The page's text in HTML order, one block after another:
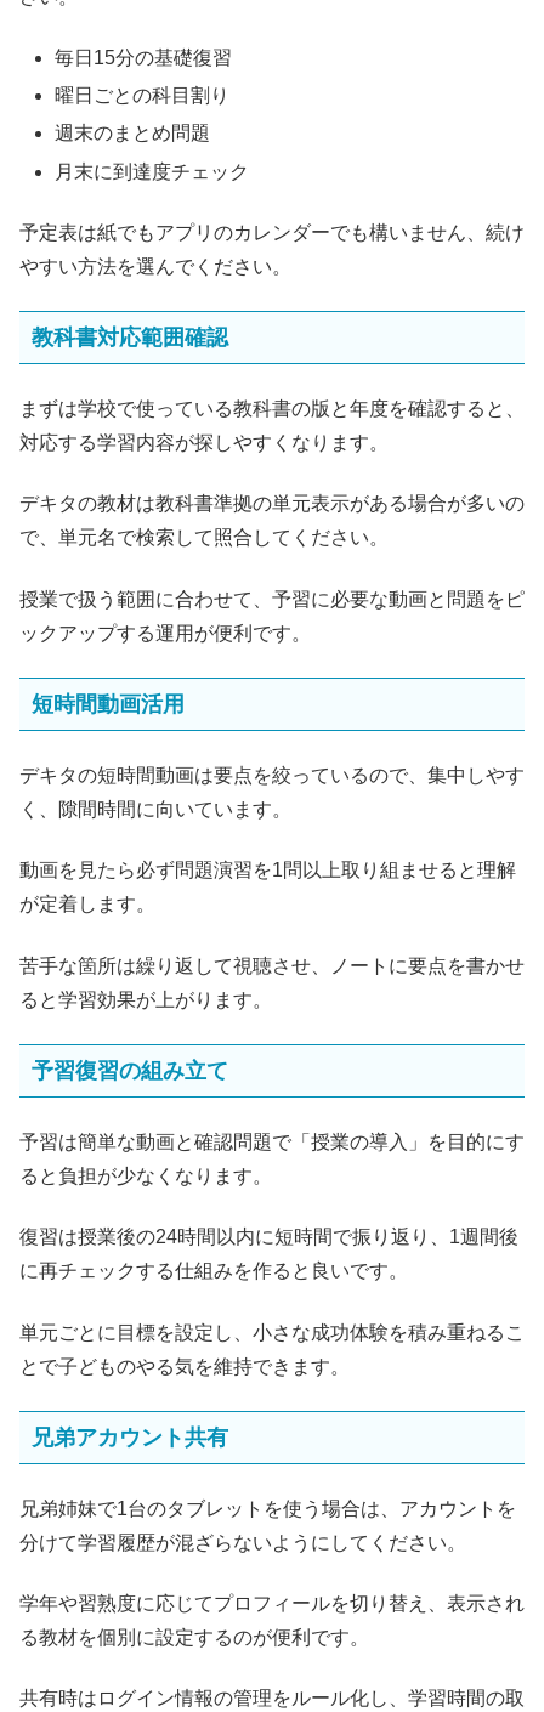
毎日15分の基礎復習
曜日ごとの科目割り
週末のまとめ問題
月末に到達度チェック
予定表は紙でもアプリのカレンダーでも構いません、続け
やすい方法を選んでください。
教科書対応範囲確認
まずは学校で使っている教科書の版と年度を確認すると、
対応する学習内容が探しやすくなります。
デキタの教材は教科書準拠の単元表示がある場合が多いの
で、単元名で検索して照合してください。
授業で扱う範囲に合わせて、予習に必要な動画と問題をピ
ックアップする運用が便利です。
短時間動画活用
デキタの短時間動画は要点を絞っているので、集中しやす
く、隙間時間に向いています。
動画を見たら必ず問題演習を1問以上取り組ませると理解
が定着します。
苦手な箇所は繰り返して視聴させ、ノートに要点を書かせ
ると学習効果が上がります。
予習復習の組み立て
予習は簡単な動画と確認問題で「授業の導入」を目的にす
ると負担が少なくなります。
復習は授業後の24時間以内に短時間で振り返り、1週間後
に再チェックする仕組みを作ると良いです。
単元ごとに目標を設定し、小さな成功体験を積み重ねるこ
とで子どものやる気を維持できます。
兄弟アカウント共有
兄弟姉妹で1台のタブレットを使う場合は、アカウントを
分けて学習履歴が混ざらないようにしてください。
学年や習熟度に応じてプロフィールを切り替え、表示され
る教材を個別に設定するのが便利です。
共有時はログイン情報の管理をルール化し、学習時間の取